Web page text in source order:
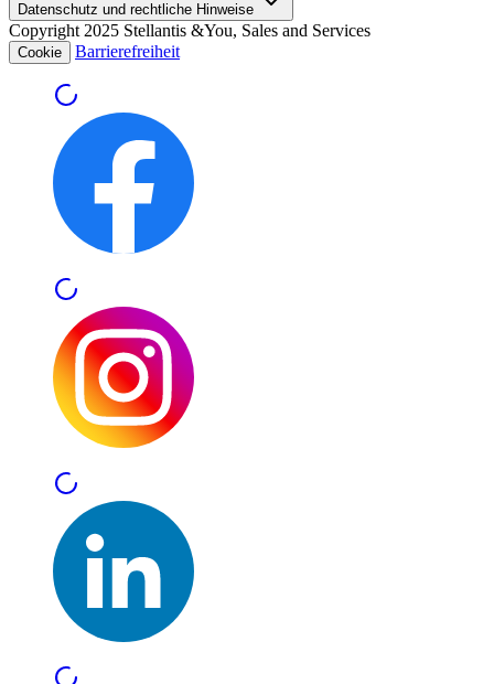
Datenschutz und rechtliche Hinweise
Copyright 2025 Stellantis &You, Sales and Services
Cookie Barrierefreiheit